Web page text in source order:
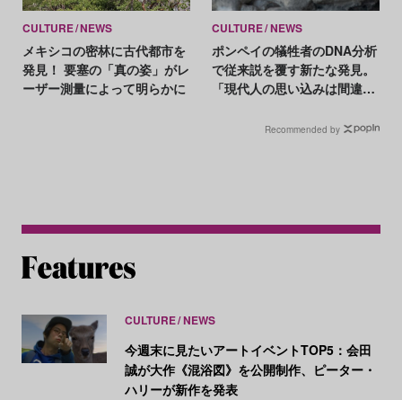
CULTURE NEWS
メキシコの密林に古代都市を
発見！ 要塞の「真の姿」がレ
ーザー測量によって明らかに
CULTURE NEWS
ポンペイの犠牲者のDNA分析
で従来説を覆す新たな発見。
「現代人の思い込みは間違っ
Recommended by
CULTURE NEWS
今週末に見たいアートイベントTOP5：会田
誠が大作《混浴図》を公開制作、ピーター・
ハリーが新作を発表